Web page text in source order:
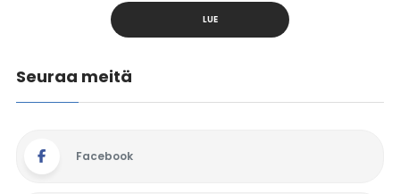
LUE
Seuraa meitä
Facebook